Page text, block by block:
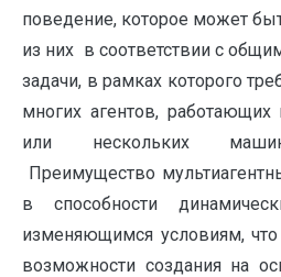
поведение, которое может
из них в соответствии с
задачи, в рамках которого
многих агентов, работающих
или нескольких
Преимущество
в способности
изменяющимся условиям, что
возможности создания на